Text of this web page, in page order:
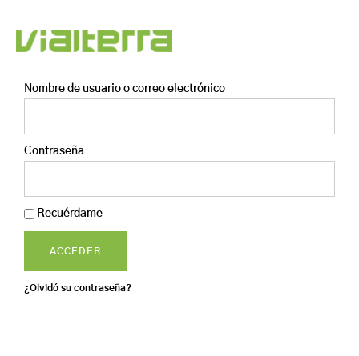
Nombre de usuario o correo electrónico
Contraseña
Recuérdame
ACCEDER
¿Olvidó su contraseña?